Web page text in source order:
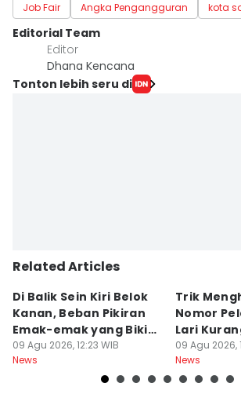
Job Fair Angka Pengangguran kota
Editorial Team
Editor
Dhana Kencana
Tonton lebih seru di
Related Articles
Di Balik Sein Kiri Belok
Kanan, Beban Pikiran
Emak-emak yang Bikin
Gagal fokus di Jalan
09 Agu 2026, 12:23 WIB
News
Trik
Nomor
Lari
di Tengah
09 Agu 2026,
News